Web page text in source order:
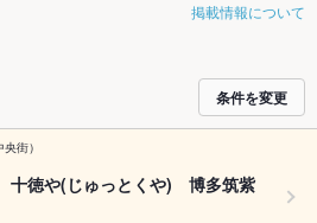
掲載情報について
条件を変更
街）
徳や(じゅっとくや) 博多筑紫